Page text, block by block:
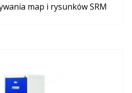
map i rysunków SRM